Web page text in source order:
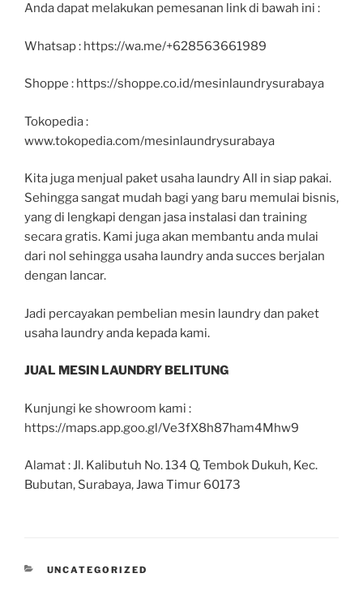
Anda dapat melakukan pemesanan link di bawah ini :
Whatsap : https://wa.me/+628563661989
Shoppe : https://shoppe.co.id/mesinlaundrysurabaya
Tokopedia :
www.tokopedia.com/mesinlaundrysurabaya
Kita juga menjual paket usaha laundry All in siap pakai.
Sehingga sangat mudah bagi yang baru memulai bisnis,
yang di lengkapi dengan jasa instalasi dan training
secara gratis. Kami juga akan membantu anda mulai
dari nol sehingga usaha laundry anda succes berjalan
dengan lancar.
Jadi percayakan pembelian mesin laundry dan paket
usaha laundry anda kepada kami.
JUAL MESIN LAUNDRY BELITUNG
Kunjungi ke showroom kami :
https://maps.app.goo.gl/Ve3fX8h87ham4Mhw9
Alamat : Jl. Kalibutuh No. 134 Q, Tembok Dukuh, Kec.
Bubutan, Surabaya, Jawa Timur 60173
UNCATEGORIZED